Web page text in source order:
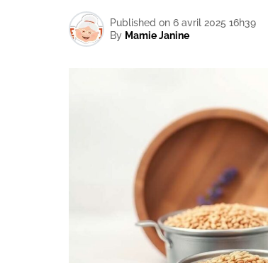
By Mamie Janine
Published on 6 avril 2025 16h39